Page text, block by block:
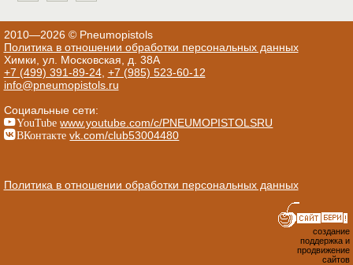
2010—2026 © Pneumopistols
Политика в отношении обработки персональных данных
Химки, ул. Московская, д. 38А
+7 (499) 391-89-24, +7 (985) 523-60-12
info@pneumopistols.ru
Социальные сети:
YouTube www.youtube.com/c/PNEUMOPISTOLSRU
ВКонтакте vk.com/club53004480
Политика в отношении обработки персональных данных
создание
поддержка и
продвижение
сайтов